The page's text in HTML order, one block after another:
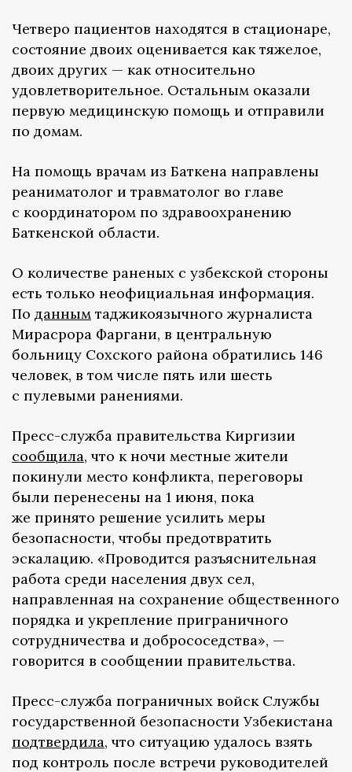
Четверо пациентов находятся в стационаре,
состояние двоих оценивается как тяжелое,
двоих других — как относительно
удовлетворительное. Остальным оказали
первую медицинскую помощь и отправили
по домам.
На помощь врачам из Баткена направлены
реаниматолог и травматолог во главе
с координатором по здравоохранению
Баткенской области.
О количестве раненых с узбекской стороны
есть только неофициальная информация.
По данным таджикоязычного журналиста
Мирасрора Фаргани, в центральную
больницу Сохского района обратились 146
человек, в том числе пять или шесть
с пулевыми ранениями.
Пресс-служба правительства Киргизии
сообщила, что к ночи местные жители
покинули место конфликта, переговоры
были перенесены на 1 июня, пока
же принято решение усилить меры
безопасности, чтобы предотвратить
эскалацию. «Проводится разъяснительная
работа среди населения двух сел,
направленная на сохранение общественного
порядка и укрепление приграничного
сотрудничества и добрососедства», —
говорится в сообщении правительства.
Пресс-служба пограничных войск Службы
государственной безопасности Узбекистана
подтвердила, что ситуацию удалось взять
под контроль после встречи руководителей